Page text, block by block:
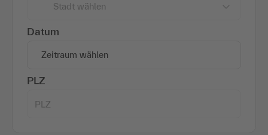
Datum
Zeitraum wählen
Stadt wählen
PLZ